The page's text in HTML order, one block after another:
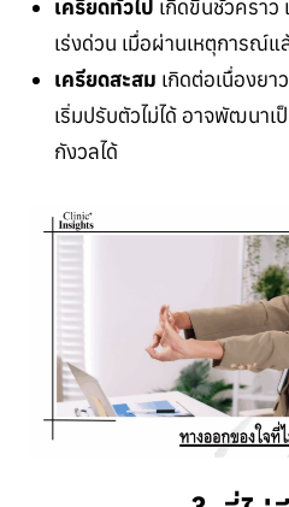
เครียดทั่วไป เกิดขึ้นชั่วคราว
เร่งด่วน เมื่อผ่านเหตุการณ์แ
เครียดสะสม เกิดต่อเนื่องยา
เริ่มปรับตัวไม่ได้ อาจพัฒนาเ
กังวลได้